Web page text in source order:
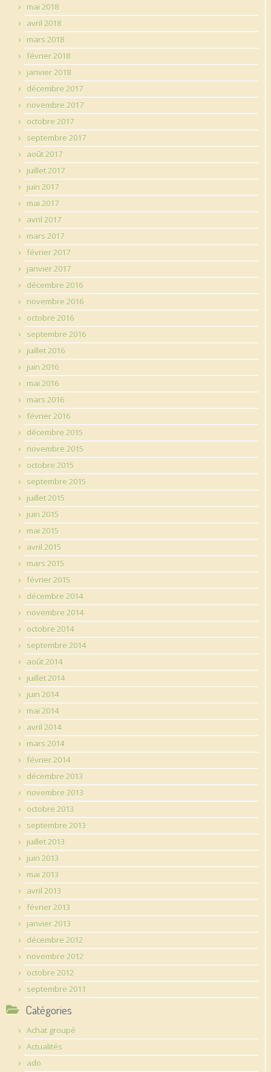
mai 2018
avril 2018
mars 2018
février 2018
janvier 2018
décembre 2017
novembre 2017
octobre 2017
septembre 2017
août 2017
juillet 2017
juin 2017
mai 2017
avril 2017
mars 2017
février 2017
janvier 2017
décembre 2016
novembre 2016
octobre 2016
septembre 2016
juillet 2016
juin 2016
mai 2016
mars 2016
février 2016
décembre 2015
novembre 2015
octobre 2015
septembre 2015
juillet 2015
juin 2015
mai 2015
avril 2015
mars 2015
février 2015
décembre 2014
novembre 2014
octobre 2014
septembre 2014
août 2014
juillet 2014
juin 2014
mai 2014
avril 2014
mars 2014
février 2014
décembre 2013
novembre 2013
octobre 2013
septembre 2013
juillet 2013
juin 2013
mai 2013
avril 2013
février 2013
janvier 2013
décembre 2012
novembre 2012
octobre 2012
septembre 2011
Catégories
Achat groupé
Actualités
ado